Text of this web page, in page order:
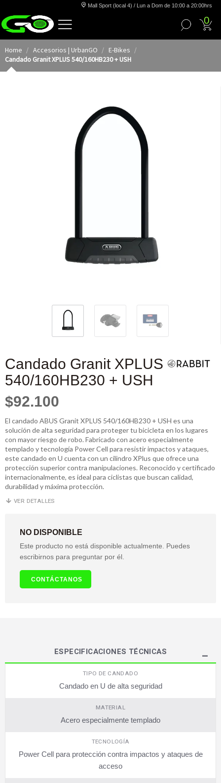
Mall Sport (local 4) / Lun a Dom de 10:00 a 20:00hrs
0
Home Accesorios | UrbanGO
E-Bikes
Candado Granit XPLUS 540/160HB230 + USH
Candado Granit XPLUS
540/160HB230 + USH
$92.100
El candado ABUS Granit XPLUS 540/160HB230 + USH es una
solución de alta seguridad para proteger tu bicicleta en los lugares
con mayor riesgo de robo. Fabricado con acero especialmente
templado y tecnología Power Cell para resistir impactos y ataques,
este candado en U cuenta con un cilindro XPlus que ofrece una
protección superior contra manipulaciones. Reconocido y certificado
internacionalmente, es ideal para ciclistas que buscan calidad,
durabilidad y máxima protección.
VER DETALLES
NO DISPONIBLE
Este producto no está disponible actualmente. Puedes
escribirnos para preguntar por él.
CONTÁCTANOS
ESPECIFICACIONES TÉCNICAS
TIPO DE CANDADO
Candado en U de alta seguridad
MATERIAL
Acero especialmente templado
TECNOLOGÍA
Power Cell para protección contra impactos y ataques de
acceso